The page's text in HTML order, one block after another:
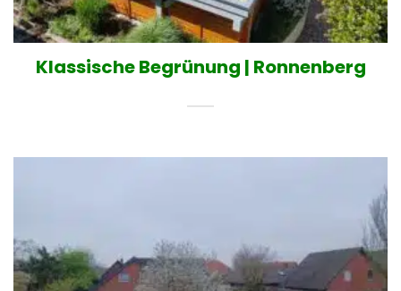
Klassische Begrünung | Ronnenberg